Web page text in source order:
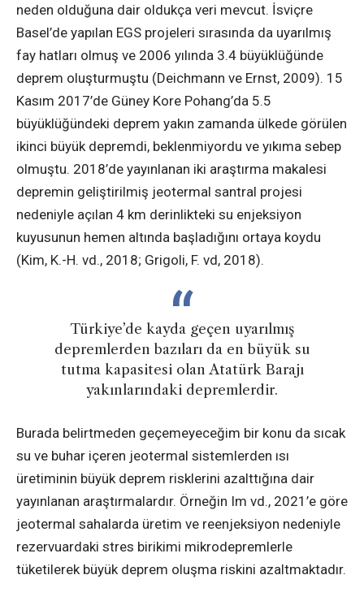
neden olduğuna dair oldukça veri mevcut. İsviçre
Basel’de yapılan EGS projeleri sırasında da uyarılmış
fay hatları olmuş ve 2006 yılında 3.4 büyüklüğünde
deprem oluşturmuştu (Deichmann ve Ernst, 2009). 15
Kasım 2017’de Güney Kore Pohang’da 5.5
büyüklüğündeki deprem yakın zamanda ülkede görülen
ikinci büyük depremdi, beklenmiyordu ve yıkıma sebep
olmuştu. 2018’de yayınlanan iki araştırma makalesi
depremin geliştirilmiş jeotermal santral projesi
nedeniyle açılan 4 km derinlikteki su enjeksiyon
kuyusunun hemen altında başladığını ortaya koydu
(Kim, K.-H. vd., 2018; Grigoli, F. vd, 2018).
Türkiye’de kayda geçen uyarılmış
depremlerden bazıları da en büyük su
tutma kapasitesi olan Atatürk Barajı
yakınlarındaki depremlerdir.
Burada belirtmeden geçemeyeceğim bir konu da sıcak
su ve buhar içeren jeotermal sistemlerden ısı
üretiminin büyük deprem risklerini azalttığına dair
yayınlanan araştırmalardır. Örneğin Im vd., 2021’e göre
jeotermal sahalarda üretim ve reenjeksiyon nedeniyle
rezervuardaki stres birikimi mikrodepremlerle
tüketilerek büyük deprem oluşma riskini azaltmaktadır.